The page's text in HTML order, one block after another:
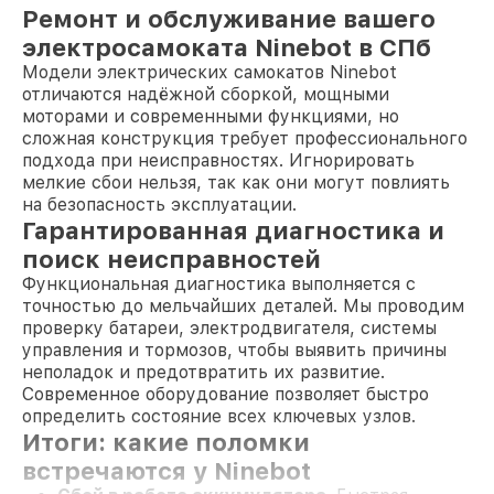
Ремонт и обслуживание вашего
электросамоката Ninebot в СПб
Модели электрических самокатов Ninebot
отличаются надёжной сборкой, мощными
моторами и современными функциями, но
сложная конструкция требует профессионального
подхода при неисправностях. Игнорировать
мелкие сбои нельзя, так как они могут повлиять
на безопасность эксплуатации.
Гарантированная диагностика и
поиск неисправностей
Функциональная диагностика выполняется с
точностью до мельчайших деталей. Мы проводим
проверку батареи, электродвигателя, системы
управления и тормозов, чтобы выявить причины
неполадок и предотвратить их развитие.
Современное оборудование позволяет быстро
определить состояние всех ключевых узлов.
Итоги: какие поломки
встречаются у Ninebot